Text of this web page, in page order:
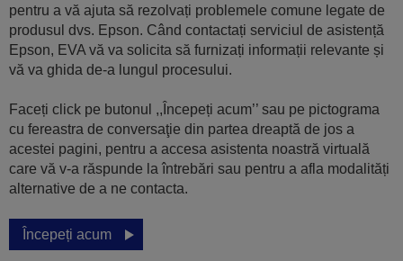
pentru a vă ajuta să rezolvați problemele comune legate de
produsul dvs. Epson. Când contactați serviciul de asistență
Epson, EVA vă va solicita să furnizați informații relevante și
vă va ghida de-a lungul procesului.
Faceți click pe butonul ,,Începeți acum’’ sau pe pictograma
cu fereastra de conversaţie din partea dreaptă de jos a
acestei pagini, pentru a accesa asistenta noastră virtuală
care vă v-a răspunde la întrebări sau pentru a afla modalități
alternative de a ne contacta.
Începeți acum